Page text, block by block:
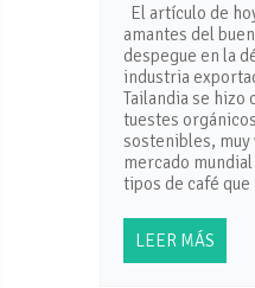
El artículo de
amantes del
despegue en la
industria
Tailandia se hizo
tuestes
sostenibles, muy
mercado
tipos de café
LEER MÁS